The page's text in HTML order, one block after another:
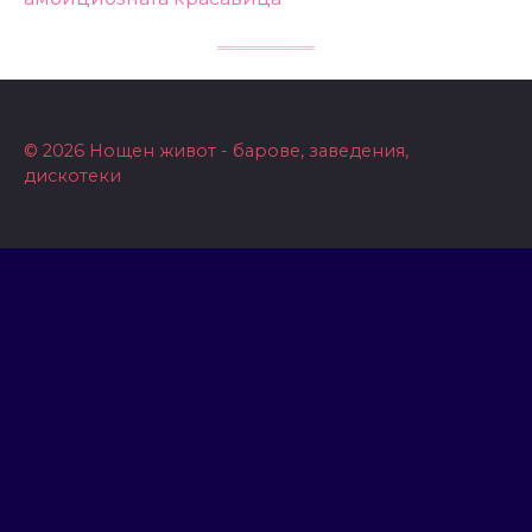
© 2026 Нощен живот - барове, заведения,
дискотеки